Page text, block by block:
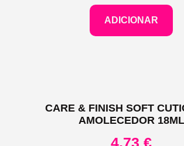
ADICIONAR
CARE & FINISH SOFT
AMOLECEDOR 18ML
4,73 €